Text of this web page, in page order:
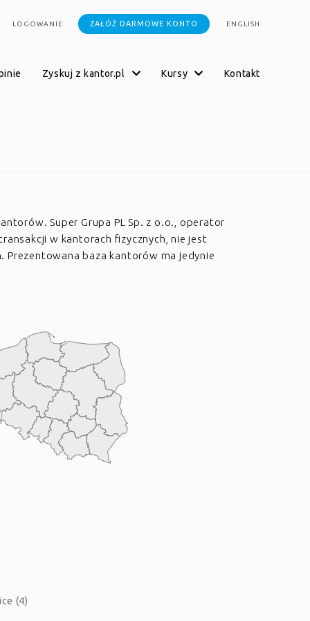
LOGOWANIE ZAŁÓŻ DARMOWE KONTO ENGLISH
zyskuj z kantor.pl kursy kontakt
Super Grupa PL Sp. z o.o., operator
w kantorach fizycznych, nie jest
Prezentowana baza kantorów ma jedynie
(4)